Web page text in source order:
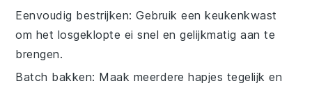
Eenvoudig bestrijken: Gebruik eenkeukenkwast
om het losgeklopte ei snel en gelijkmatig aan te
brengen.
Batch bakken: Maak meerderehapjes tegelijk en